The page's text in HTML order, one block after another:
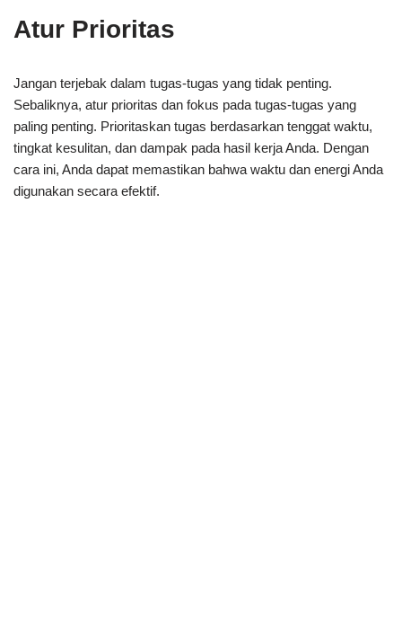
Atur Prioritas
Jangan terjebak dalam tugas-tugas yang tidak penting.
Sebaliknya, atur prioritas dan fokus pada tugas-tugas yang
paling penting. Prioritaskan tugas berdasarkan tenggat waktu,
tingkat kesulitan, dan dampak pada hasil kerja Anda. Dengan
cara ini, Anda dapat memastikan bahwa waktu dan energi Anda
digunakan secara efektif.